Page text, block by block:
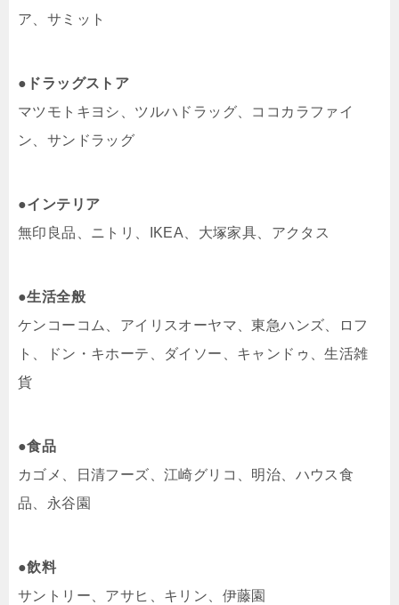
ア、サミット
●ドラッグストア
マツモトキヨシ、ツルハドラッグ、ココカラファイ
ン、サンドラッグ
●インテリア
無印良品、ニトリ、IKEA、大塚家具、アクタス
●生活全般
ケンコーコム、アイリスオーヤマ、東急ハンズ、ロフ
ト、ドン・キホーテ、ダイソー、キャンドゥ、生活雑
貨
●食品
カゴメ、日清フーズ、江崎グリコ、明治、ハウス食
品、永谷園
●飲料
サントリー、アサヒ、キリン、伊藤園